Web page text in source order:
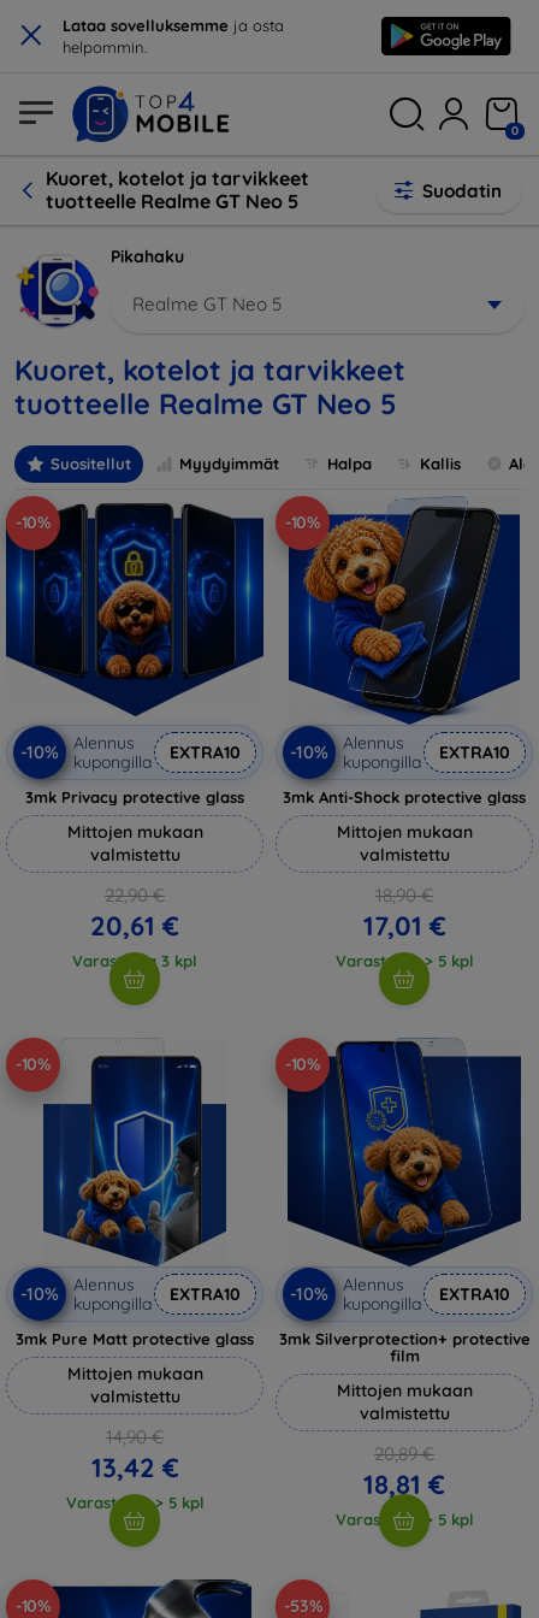
× Lataa sovelluksemme ja osta
helpommin.
0
Kuoret, kotelot ja tarvikkeet
tuotteelle Realme GT Neo 5
Suodatin
Pikahaku
Realme GT Neo 5
Kuoret, kotelot ja tarvikkeet
tuotteelle Realme GT Neo 5
Suositellut Myydyimmät Halpa Kallis
-10%
-10%
Alennus
kupongilla
EXTRA10
3mk Privacy protective glass
Mittojen mukaan
valmistettu
22,90 €
20,61 €
Varastossa 3 kpl
-10%
-10%
Alennus
kupongilla
EXTRA10
3mk Anti-Shock protective glass
Mittojen mukaan
valmistettu
18,90 €
17,01 €
Varastossa > 5 kpl
-10%
-10%
Alennus
kupongilla
EXTRA10
3mk Pure Matt protective glass
Mittojen mukaan
valmistettu
14,90 €
13,42 €
Varastossa > 5 kpl
-10%
-10%
Alennus
kupongilla
EXTRA10
3mk Silverprotection+ protective
film
Mittojen mukaan
valmistettu
20,89 €
18,81 €
Varastossa > 5 kpl
-10% -53%